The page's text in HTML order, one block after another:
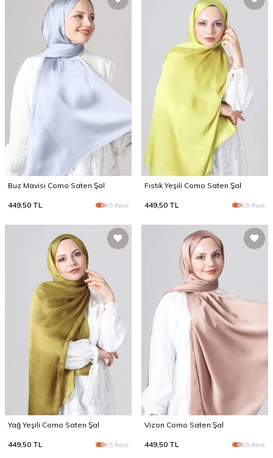
Buz Mavisi Como Saten Şal
449,50 TL 65 Renk
Fıstık Yeşili Como Saten Şal
449,50 TL 65 Renk
Yağ Yeşili Como Saten Şal
449,50 TL 65 Renk
Vizon Como Saten Şal
449,50 TL 65 Renk